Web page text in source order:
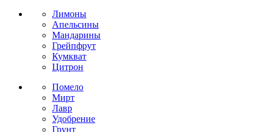
Лимоны
Апельсины
Мандарины
Грейпфрут
Кумкват
Цитрон
Помело
Мирт
Лавр
Удобрение
Грунт